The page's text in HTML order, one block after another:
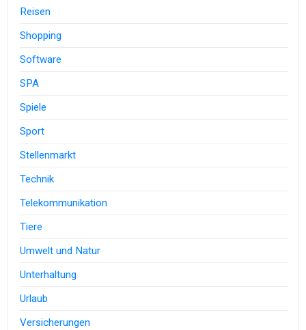
Reisen
Shopping
Software
SPA
Spiele
Sport
Stellenmarkt
Technik
Telekommunikation
Tiere
Umwelt und Natur
Unterhaltung
Urlaub
Versicherungen